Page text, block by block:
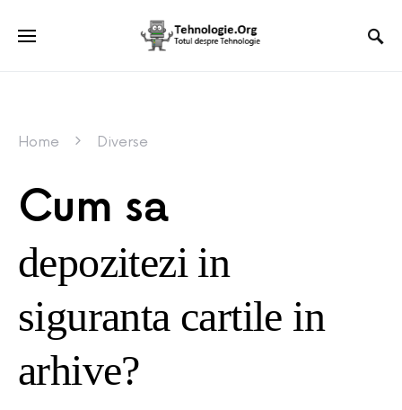
Home Diverse
Cum sa
depozitezi in
siguranta cartile in
arhive?